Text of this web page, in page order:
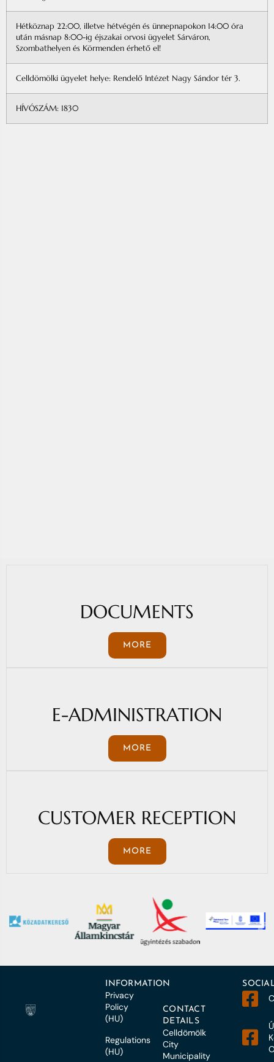
Hétköznap 22:00, illetve hétvégén és ünnepnapokon 14:00 óra
után másnap 8:00-ig éjszakai orvosi ügyelet Sárváron,
Szombathelyen és Körmenden érhető el!
Celldömölki ügyelet helye: Rendelő Intézet Nagy Sándor tér 3.
HÍVÓSZÁM: 1830
DOCUMENTS
MORE
E-ADMINISTRATION
MORE
CUSTOMER RECEPTION
MORE
INFORMATION
Privacy
Policy
(HU)
Regulations
(HU)
CONTACT
DETAILS
Celldömölk
City
Municipality